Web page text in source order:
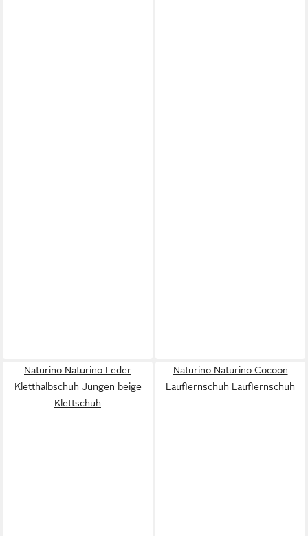
Naturino Naturino Leder
Kletthalbschuh Jungen beige
Klettschuh
Naturino Naturino Cocoon
Lauflernschuh Lauflernschuh